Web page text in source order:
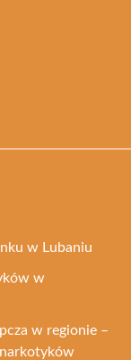
w Lubaniu
w
w regionie –